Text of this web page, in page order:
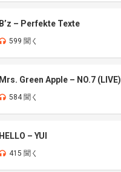
B’z – Perfekte Texte
599 聞く
Mrs. Green Apple – NO.7 (LIVE)
584 聞く
HELLO – YUI
415 聞く